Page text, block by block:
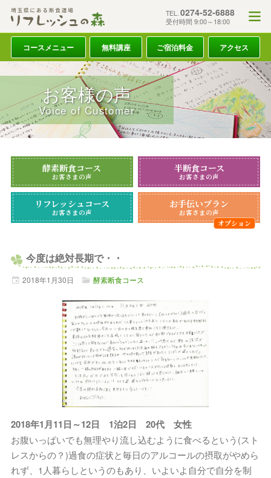
TEL. 0274-52-6888
受付時間 9:00～18:00
コースメニュー 無料講座 ご宿泊料金 アクセス
お客様の声
Voice of Customer
酵素断食コース
お客さまの声
半断食コース
お客さまの声
リフレッシュコース
お客さまの声
お手伝いプラン
お客さまの声
今度は絶対長期で・・
2018年1月30日 酵素断食コース
2018年1月11日～12日 1泊2日 20代 女性
お腹いっぱいでも無理やり流し込むように食べるという(スト
レスからの？)過食の症状と毎日のアルコールの摂取がやめら
れず、1人暮らしというのもあり、いよいよ自分で自分を制